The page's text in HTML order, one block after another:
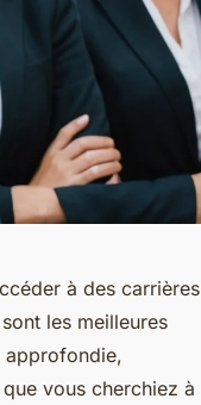
à des carrières
les meilleures
approfondie,
vous cherchiez à